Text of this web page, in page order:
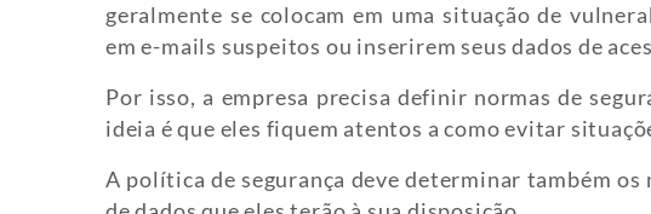
geralmente se colocam em uma situação de
em e-mails suspeitos ou inserirem seus dados de
Por isso, a empresa precisa definir normas de
ideia é que eles fiquem atentos a como evitar
A política de segurança deve determinar também